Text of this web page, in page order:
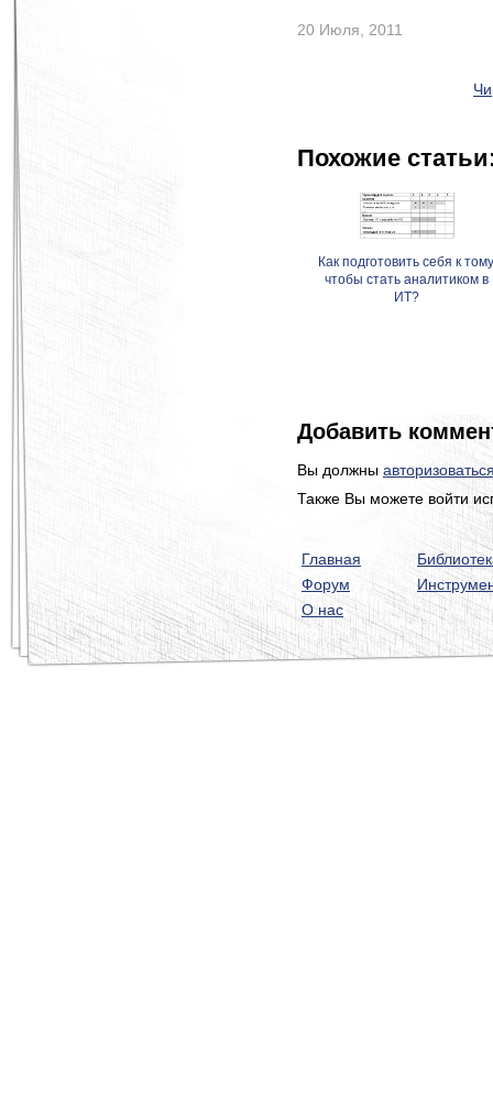
20 Июля, 2011
Похожие
Как подготовить себя к
чтобы стать аналитиком в
ИТ?
Добавить
Вы должны
Также Вы можете войти
Главная
Форум
О нас